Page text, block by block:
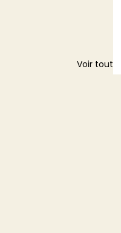
Voir tout